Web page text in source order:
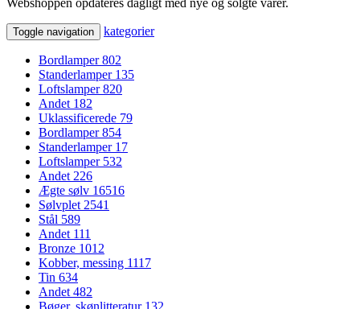
Webshoppen opdateres dagligt med nye og solgte varer.
Toggle navigation kategorier
Bordlamper802
Standerlamper 135
Loftslamper820
Andet 182
Uklassificerede 79
Bordlamper854
Standerlamper 17
Loftslamper 532
Andet226
Ægte sølv 16516
Sølvplet2541
Stål 589
Andet 111
Bronze 1012
Kobber, messing 1117
Tin 634
Andet482